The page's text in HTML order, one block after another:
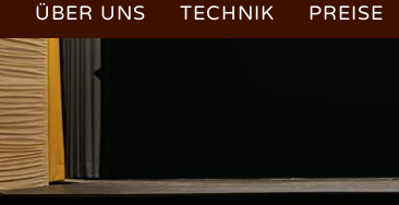
ÜBER UNS TECHNIK PREISE